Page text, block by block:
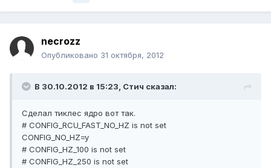
necrozz
Опубликовано 31 октября, 2012
В 30.10.2012 в 15:23, Стич сказал:
Сделал тиклес ядро вот так.
# CONFIG_RCU_FAST_NO_HZ is not set
CONFIG_NO_HZ=y
# CONFIG_HZ_100 is not set
# CONFIG_HZ_250 is not set